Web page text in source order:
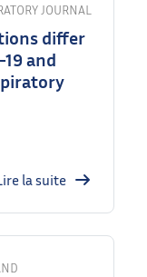
JOURNAL
differ
and
la suite